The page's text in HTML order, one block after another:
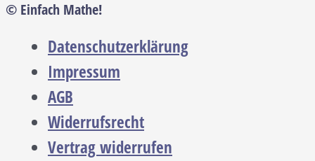
© Einfach Mathe!
Datenschutzerklärung
Impressum
AGB
Widerrufsrecht
Vertrag widerrufen